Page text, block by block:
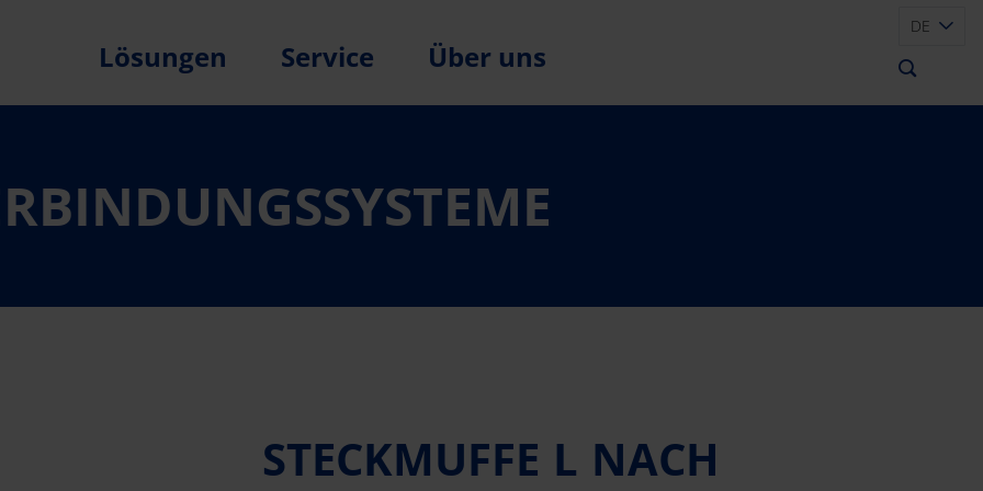
Lösungen Service Über uns
DE
STECKMUFFE L NACH